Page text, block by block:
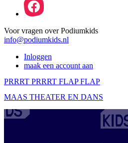
Voor vragen over Podiumkids
info@podiumkids.nl
Inloggen
maak een account aan
PRRRT PRRRT FLAP FLAP
MAAS THEATER EN DANS